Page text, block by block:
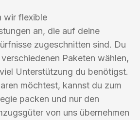
wir flexible
an, die auf deine
zugeschnitten sind. Du
Paketen wählen,
Unterstützung du benötigst.
möchtest, kannst du zum
packen und nur den
von uns übernehmen